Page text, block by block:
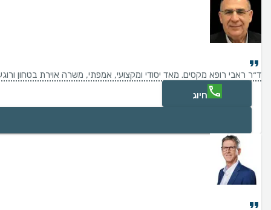
ד״ר ראבי רופא מקסים. מאד יסודי ומקצועי, אמפתי, משרה אוירת בטחון
חיוג